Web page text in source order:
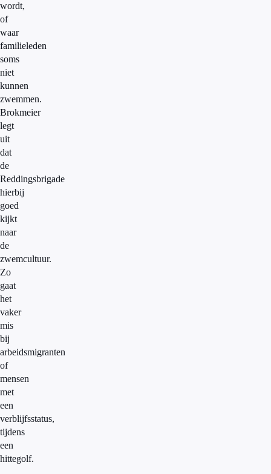
wordt,
of
waar
familieleden
soms
niet
kunnen
zwemmen.
Brokmeier
legt
uit
dat
de
Reddingsbrigade
hierbij
goed
kijkt
naar
de
zwemcultuur.
Zo
gaat
het
vaker
mis
bij
arbeidsmigranten
of
mensen
met
een
verblijfsstatus,
tijdens
een
hittegolf.